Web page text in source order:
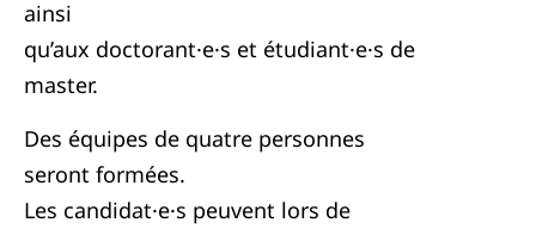
ainsi
qu’aux doctorant·e·s et étudiant·e·s de
master.
Des équipes de quatre personnes
seront formées.
Les candidat·e·s peuvent lors de